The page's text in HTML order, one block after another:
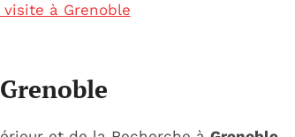
à Grenoble